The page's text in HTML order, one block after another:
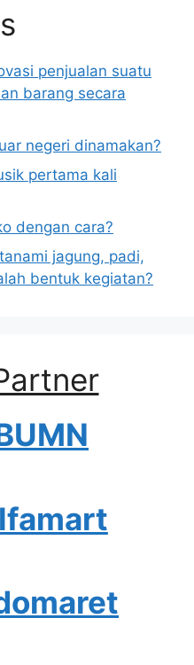
penjualan suatu
barang secara
negeri dinamakan?
pertama kali
dengan cara?
jagung, padi,
bentuk kegiatan?